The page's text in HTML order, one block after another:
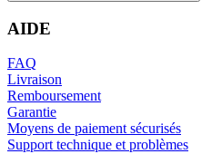
AIDE
FAQ
Livraison
Remboursement
Garantie
Moyens de paiement sécurisés
Support technique et problèmes